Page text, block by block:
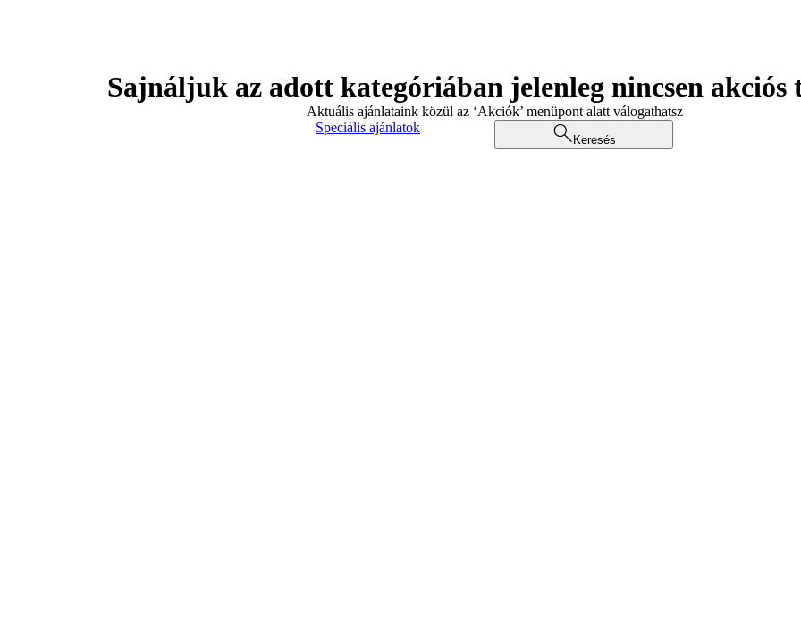
Sajnáljuk az adott kategóriában jelenleg nincsen akciós
Aktuális ajánlataink közül az ‘Akciók’ menüpont alatt válogathatsz
Speciális ajánlatok
Keresés